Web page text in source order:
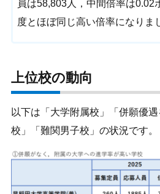
員は58,803人，中間倍率は0.02
度とほぼ同じ高い倍率になりま
上位校の動向
以下は「大学附属校」「併願優
校」「難関男子校」の状況です。